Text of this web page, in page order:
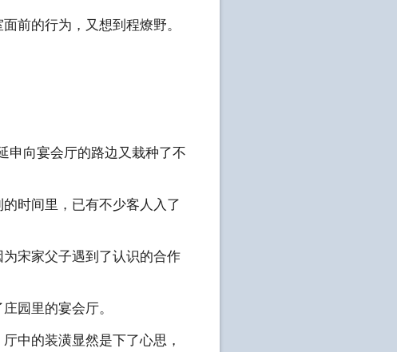
前的行为，又想到程燎野。
申向宴会厅的路边又栽种了不
时间里，已有不少客人入了
宋家父子遇到了认识的合作
园里的宴会厅。
中的装潢显然是下了心思，